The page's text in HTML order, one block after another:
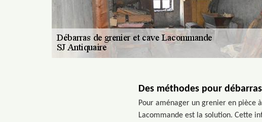
Des méthodes pour
Pour aménager un grenier en pièce
Lacommande est la solution. Cette